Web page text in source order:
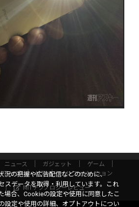
ニュース ガジェット
ゲーム
アップ ICT
インフォメーション
MITテクノロジーレビュー
況の把握や広告配信などのために、
スデータを取得・利用しています。これ
場合、Cookieの設定や使用に同意したこ
設定や使用の詳細、オプトアウトについ